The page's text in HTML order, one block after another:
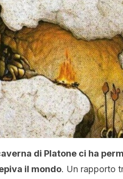
di Platone ci ha
il mondo. Un rapporto